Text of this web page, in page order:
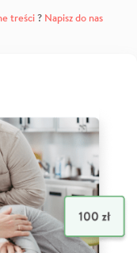
treści? Napisz do nas